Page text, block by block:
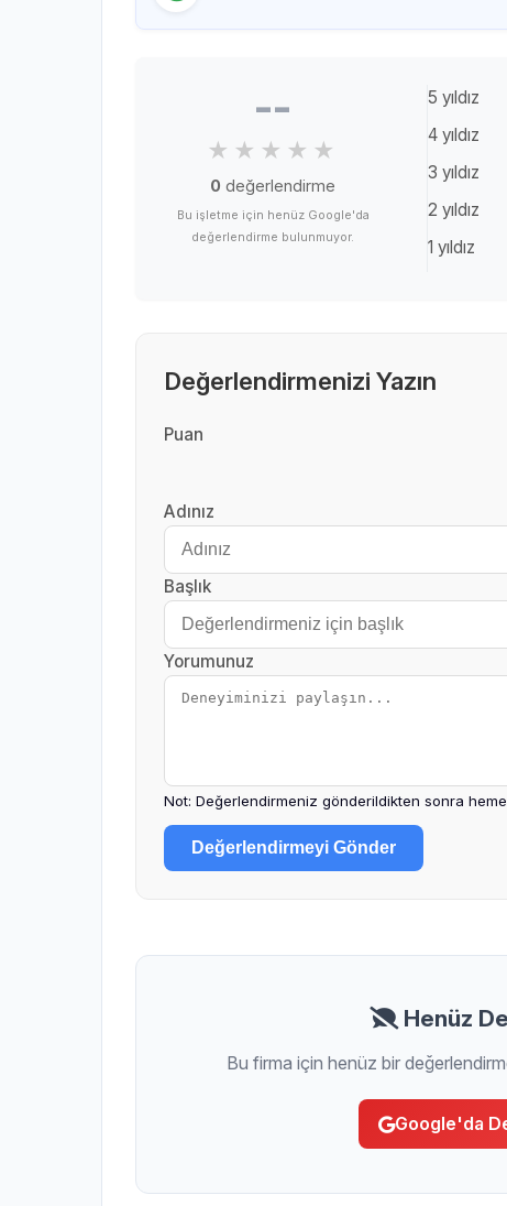
--
0 değerlendirme
Bu işletme için henüz Google'da
değerlendirme bulunmuyor.
5 yıldız
4 yıldız
3 yıldız
2 yıldız
1 yıldız
Değerlendirmenizi Yazın
Puan
Adınız
Başlık
Yorumunuz
Not: Değerlendirmeniz gönderildikten sonra
Değerlendirmeyi Gönder
Henüz
Bu firma için henüz bir
Google'da